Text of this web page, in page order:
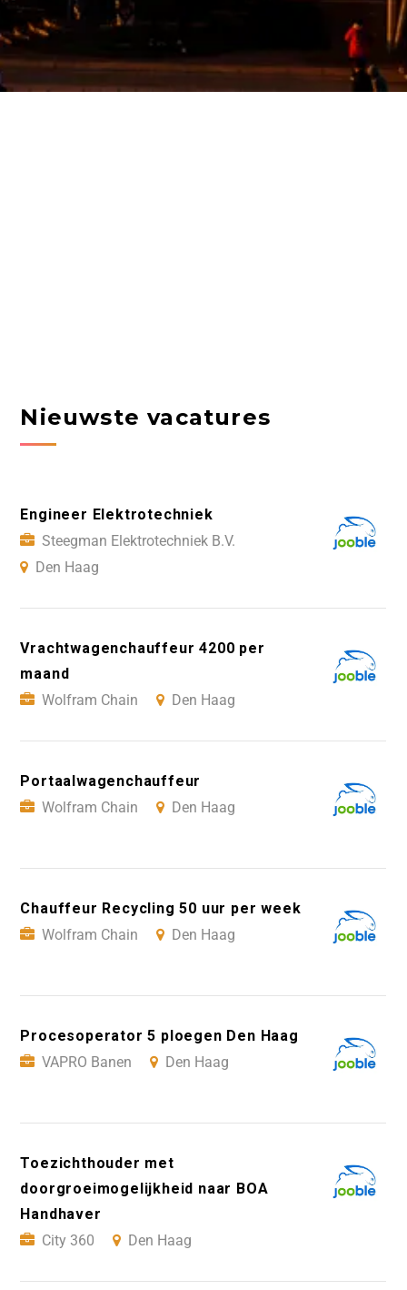
Nieuwste vacatures
Engineer Elektrotechniek
Steegman Elektrotechniek B.V.
Den Haag
Vrachtwagenchauffeur 4200 per
maand
Wolfram Chain
Den Haag
Portaalwagenchauffeur
Wolfram Chain
Den Haag
Chauffeur Recycling 50 uur per week
Wolfram Chain
Den Haag
Procesoperator 5 ploegen Den Haag
VAPRO Banen
Den Haag
Toezichthouder met
doorgroeimogelijkheid naar BOA
Handhaver
City 360
Den Haag